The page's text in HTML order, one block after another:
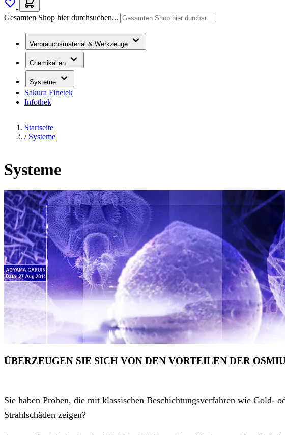
Gesamten Shop hier durchsuchen...
Verbrauchsmaterial & Werkzeuge
Chemikalien
Systeme
Sakura Finetek
Infothek
Startseite
/ Systeme
Systeme
ÜBERZEUGEN SIE SICH VON DEN VORTEILEN DER
Sie haben Proben, die mit klassischen Beschichtungsverfahren wie Gold-
Strahlschäden zeigen?